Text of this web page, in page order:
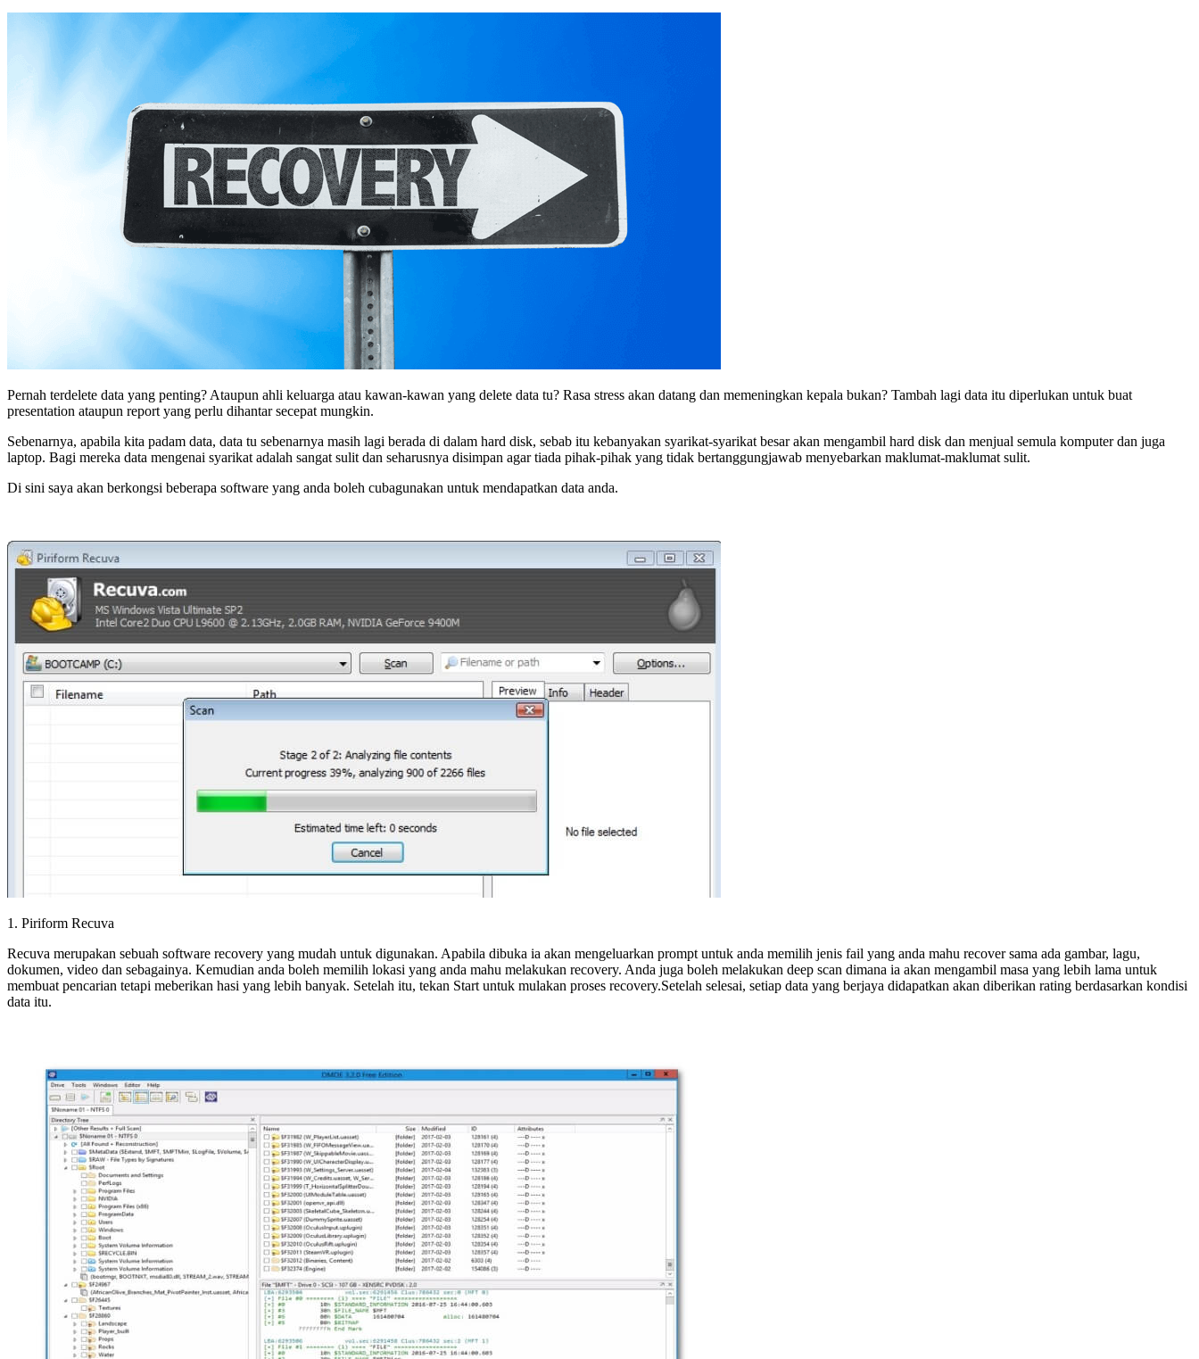
Pernah terdelete data yang penting? Ataupun ahli keluarga atau kawan-kawan yang delete data tu? Rasa stress akan datang dan memeningkan kepala bukan? Tambah lagi data itu diperlukan untuk buat
presentation ataupun report yang perlu dihantar secepat mungkin.
Sebenarnya, apabila kita padam data, data tu sebenarnya masih lagi berada di dalam hard disk, sebab itu kebanyakan syarikat-syarikat besar akan mengambil hard disk dan menjual semula komputer dan juga
laptop. Bagi mereka data mengenai syarikat adalah sangat sulit dan seharusnya disimpan agar tiada pihak-pihak yang tidak bertanggungjawab menyebarkan maklumat-maklumat sulit.
Di sini saya akan berkongsi beberapa software yang anda boleh cubagunakan untuk mendapatkan data anda.
1. Piriform Recuva
Recuva merupakan sebuah software recovery yang mudah untuk digunakan. Apabila dibuka ia akan mengeluarkan prompt untuk anda memilih jenis fail yang anda mahu recover sama ada gambar, lagu,
dokumen, video dan sebagainya. Kemudian anda boleh memilih lokasi yang anda mahu melakukan recovery. Anda juga boleh melakukan deep scan dimana ia akan mengambil masa yang lebih lama untuk
membuat pencarian tetapi meberikan hasi yang lebih banyak. Setelah itu, tekan Start untuk mulakan proses recovery.Setelah selesai, setiap data yang berjaya didapatkan akan diberikan rating berdasarkan kondisi
data itu.